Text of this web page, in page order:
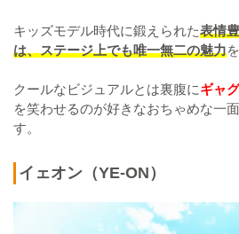
キッズモデル時代に鍛えられた表情
は、ステージ上でも唯一無二の魅力
クールなビジュアルとは裏腹にギャ
を笑わせるのが好きなおちゃめな一
す。
イェオン（YE-ON）